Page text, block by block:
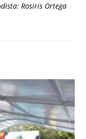
Rosiris Ortega